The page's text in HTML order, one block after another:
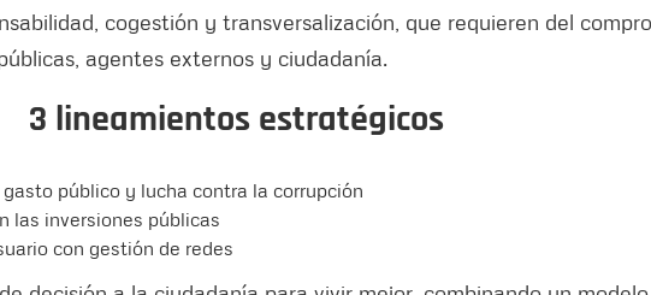
cogestión y transversalización, que requieren del
agentes externos y ciudadanía.
3 lineamientos estratégicos
público y lucha contra la corrupción
las inversiones públicas
con gestión de redes